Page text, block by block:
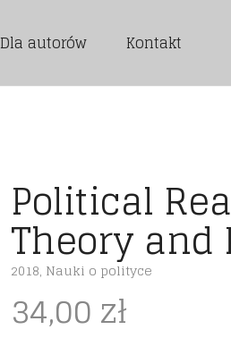
Dla autorów Kontakt
Political
Theory and
2018, Nauki o polityce
34,00zł